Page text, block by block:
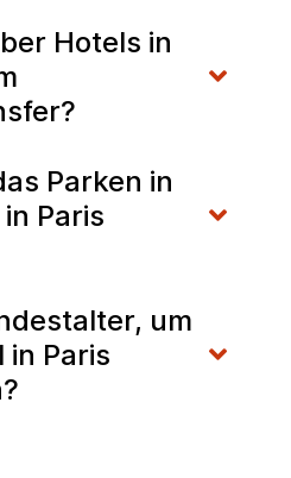
Hotels in
Parken in
Paris
um
in Paris